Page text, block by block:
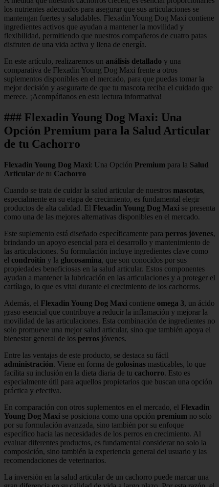
los nutrientes adecuados para asegurar que sus articulaciones se
mantengan fuertes y saludables. Flexadin Young Dog Maxi contiene
ingredientes activos que ayudan a mantener la movilidad y
flexibilidad, permitiendo que nuestros compañeros de cuatro patas
disfruten de una vida activa y llena de energía.
En este artículo, realizaremos un análisis detallado y una
comparativa de Flexadin Young Dog Maxi frente a otros
suplementos disponibles en el mercado, para que puedas tomar la
mejor decisión y asegurarte de que tu mascota reciba el cuidado que
merece. ¡Acompáñanos en esta lectura informativa!
### Flexadin Young Dog Maxi: Una
Opción Premium para la Salud Articular
de tu Cachorro
Flexadin Young Dog Maxi: Una Opción Premium para la Salud
Articular de tu Cachorro
Cuando se trata de cuidar la salud articular de nuestros mascotas,
especialmente en su etapa de crecimiento, es fundamental elegir
productos de alta calidad. El Flexadin Young Dog Maxi se presenta
como una de las mejores alternativas disponibles en el mercado.
Este suplemento está diseñado específicamente para perros jóvenes,
brindando un apoyo esencial para el desarrollo y mantenimiento de
las articulaciones. Su formulación incluye ingredientes clave como
el condroitín y la glucosamina, que son conocidos por sus
propiedades beneficiosas en la salud articular. Estos componentes
ayudan a mantener la lubricación en las articulaciones y a proteger el
cartílago, lo que es vital durante el crecimiento de los cachorros.
Además, el Flexadin Young Dog Maxi contiene omega 3, un ácido
graso esencial que contribuye a reducir la inflamación y mejorar la
movilidad de las articulaciones. Esta combinación de ingredientes no
solo promueve una mejor salud articular, sino que también apoya el
bienestar general de los perros jóvenes.
Entre las ventajas de este producto, se destaca su fácil
administración. Viene en forma de golosinas masticables, lo que
facilita su inclusión en la dieta diaria de tu cachorro. Esto es
especialmente útil para aquellos propietarios que buscan una opción
práctica y efectiva.
En comparación con otros suplementos en el mercado, el Flexadin
Young Dog Maxi se posiciona como una opción premium no solo
por su formulación avanzada, sino también por su enfoque
específico hacia las necesidades de los perros en crecimiento. Al
evaluar diferentes productos, es fundamental considerar no solo la
composición, sino también la experiencia general del usuario y las
recomendaciones de veterinarios.
La inversión en la salud articular de un cachorro puede marcar una